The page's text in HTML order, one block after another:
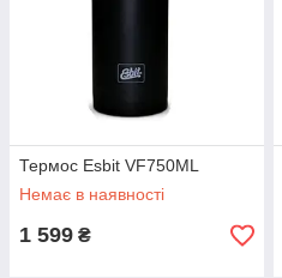
Термос Esbit VF750ML
Немає в наявності
1 599 ₴